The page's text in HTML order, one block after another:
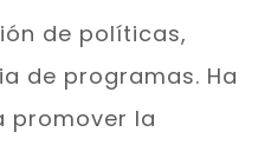
de políticas,
de programas. Ha
promover la